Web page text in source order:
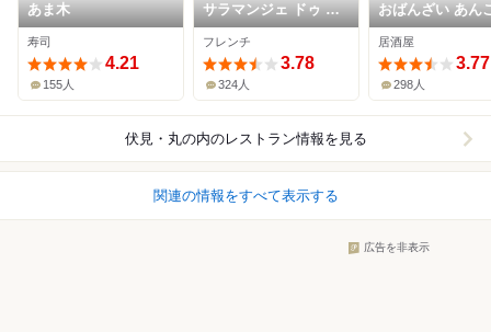
あま木
寿司
4.21
155人
サラマンジェ ドゥ カ
ジノ
フレンチ
3.78
324人
おばんざい あん
居酒屋
3.77
298人
伏見・丸の内のレストラン情報を見る
関連の情報をすべて表示する
広告を非表示